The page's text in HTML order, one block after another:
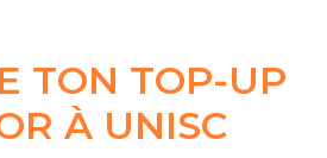
TON TOP-UP
À UNISC